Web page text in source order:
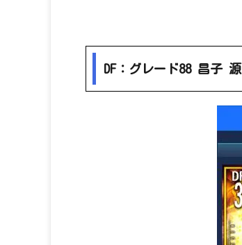
DF：グレード88 昌子 源